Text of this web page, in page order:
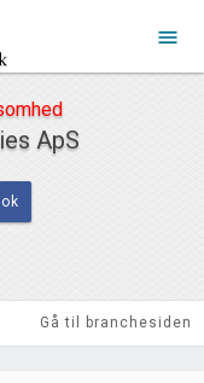
menu
ApS
Gå til branchesiden